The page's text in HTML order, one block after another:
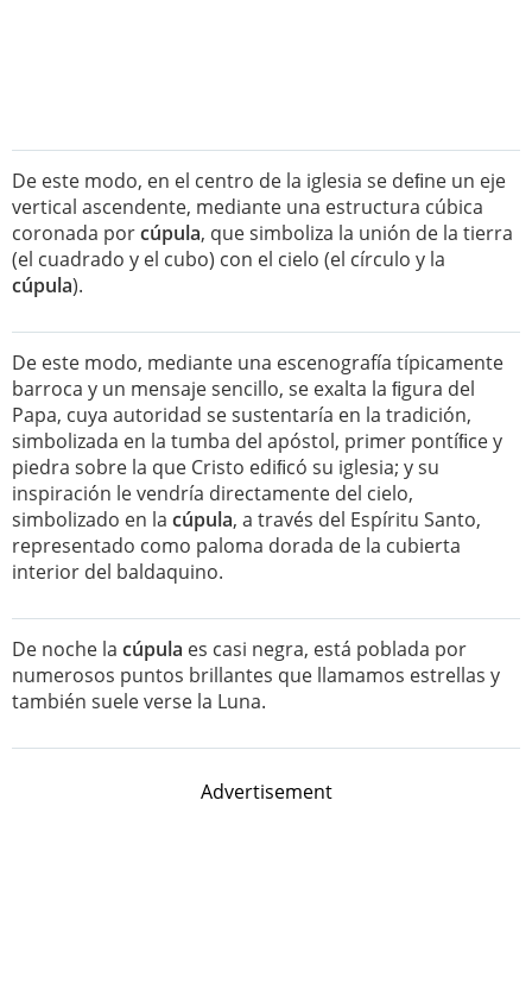
De este modo, en el centro de la iglesia se deﬁne un eje
vertical ascendente, mediante una estructura cúbica
coronada porcúpula, que simboliza la unión de la tierra
(el cuadrado y el cubo) con el cielo (el círculo y la
cúpula).
De este modo, mediante una escenografía típicamente
barroca y un mensaje sencillo, se exalta la ﬁgura del
Papa, cuya autoridad se sustentaría en la tradición,
simbolizada en la tumba del apóstol, primer pontíﬁce y
piedra sobre la que Cristo ediﬁcó su iglesia; y su
inspiración le vendría directamente del cielo,
simbolizado en la cúpula, a través del Espíritu Santo,
representado como paloma dorada de la cubierta
interior del baldaquino.
De noche la cúpula es casi negra, está poblada por
numerosos puntos brillantes que llamamos estrellas y
también suele verse la Luna.
Advertisement